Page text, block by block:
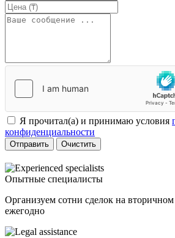
Я прочитал(а) и принимаю условия
конфиденциальности
Отправить Очистить
Опытные специалисты
Организуем сотни сделок на
ежегодно